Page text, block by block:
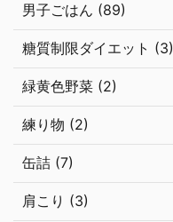
男子ごはん (89)
糖質制限ダイエット (3)
緑黄色野菜 (2)
練り物 (2)
缶詰 (7)
肩こり (3)